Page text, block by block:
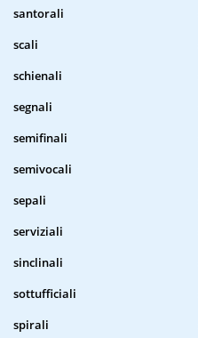
santorali
scali
schienali
segnali
semifinali
semivocali
sepali
serviziali
sinclinali
sottufficiali
spirali